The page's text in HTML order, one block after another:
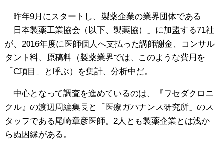
昨年9月にスタートし、製薬企業の業界団体である
「日本製薬工業協会（以下、製薬協）」に加盟する71社
が、2016年度に医師個人へ支払った講師謝金、コンサル
タント料、原稿料（製薬業界では、このような費用を
「C項目」と呼ぶ）を集計、分析中だ。
中心となって調査を進めているのは、『ワセダクロニ
クル』の渡辺周編集長と「医療ガバナンス研究所」のス
タッフである尾崎章彦医師。2人とも製薬企業とは浅か
らぬ因縁がある。